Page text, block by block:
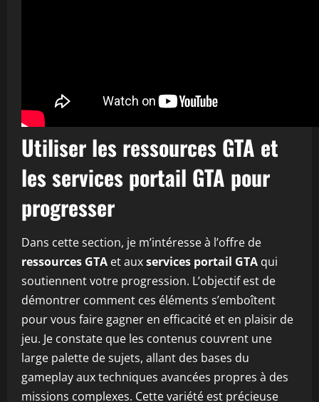
Utiliser les ressources GTA et
les services portail GTA pour
progresser
Dans cette section, je m’intéresse à l’offre de
ressources GTA et auxservices portail GTA qui
soutiennent votre progression. L’objectif est de
démontrer comment ces éléments s’emboîtent
pour vous faire gagner en efficacité et en plaisir de
jeu. Je constate que les contenus couvrent une
large palette de sujets, allant des bases du
gameplay aux techniques avancées propres à des
missions complexes. Cette variété est précieuse